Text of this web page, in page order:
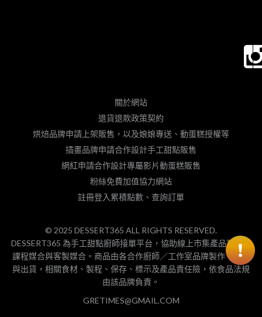
關於網站
退貨退款政策契約
烘焙品牌申請上架販售，以及娘娘專送、動蛋糕授權等
插畫品牌申請合作設計手工甜點販售
網紅申請合作設計專屬影片動蛋糕販售
粉絲免費加值協力網站
註冊登入累積點數、查詢訂單
© 2025 DESSERT365 ALL RIGHTS RESERVED.
DESSERT365 為手工甜點廚師接單平台，協助線上市集產品預購、
課程媒合與客製媒合。商品由各合作廚師／工作室品牌製作、包裝
與出貨，相關食材、製程、保存、標示及產品責任險，依食品法規
由該品牌負責。
GRETIMES@GMAIL.COM